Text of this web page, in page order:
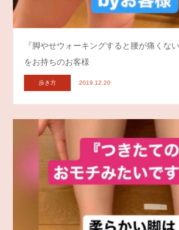
『脚やせウォーキングすると腰が痛くな
をお持ちのお客様
歩き方 2019.12.20